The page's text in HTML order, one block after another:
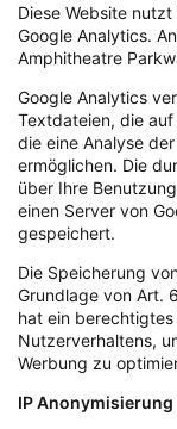
Diese Website
Google Analytics.
Amphitheatre
Google Analytics
Textdateien, die
die eine Analyse
ermöglichen. Die
über Ihre
einen Server von
gespeichert.
Die Speicherung
Grundlage von Art.
hat ein
Nutzerverhaltens,
Werbung zu
IP Anonymisierung